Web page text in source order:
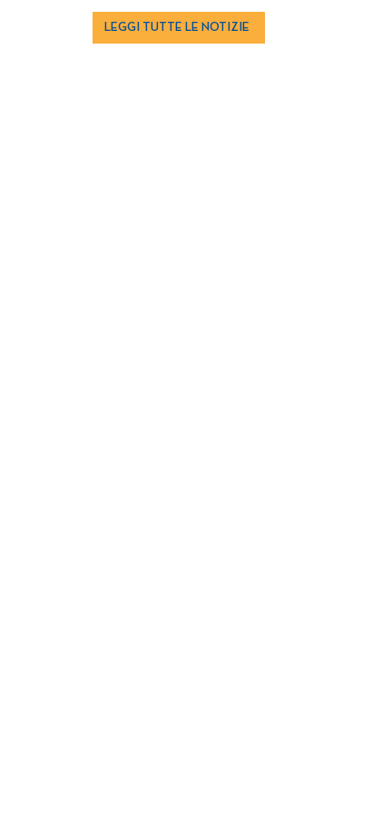
LEGGI TUTTE LE NOTIZIE